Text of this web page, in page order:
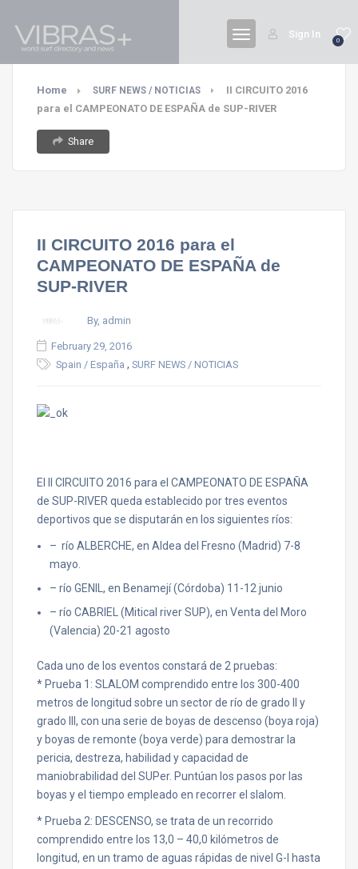
0
Sign In
Home SURF NEWS / NOTICIAS
II CIRCUITO 2016
para el CAMPEONATO DE ESPAÑA de SUP-RIVER
Share
II CIRCUITO 2016 para el
CAMPEONATO DE ESPAÑA de
SUP-RIVER
By, admin
February 29, 2016
Spain / España , SURF NEWS / NOTICIAS
El II CIRCUITO 2016 para el CAMPEONATO DE ESPAÑA
de SUP-RIVER queda establecido por tres eventos
deportivos que se disputarán en los siguientes ríos:
– río ALBERCHE, en Aldea del Fresno (Madrid) 7-8
mayo.
– río GENIL, en Benamejí (Córdoba) 11-12 junio
– río CABRIEL (Mitical river SUP), en Venta del Moro
(Valencia) 20-21 agosto
Cada uno de los eventos constará de 2 pruebas:
* Prueba 1: SLALOM comprendido entre los 300-400
metros de longitud sobre un sector de río de grado II y
grado III, con una serie de boyas de descenso (boya roja)
y boyas de remonte (boya verde) para demostrar la
pericia, destreza, habilidad y capacidad de
maniobrabilidad del SUPer. Puntúan los pasos por las
boyas y el tiempo empleado en recorrer el slalom.
* Prueba 2: DESCENSO, se trata de un recorrido
comprendido entre los 13,0 – 40,0 kilómetros de
longitud, en un tramo de aguas rápidas de nivel G-I hasta